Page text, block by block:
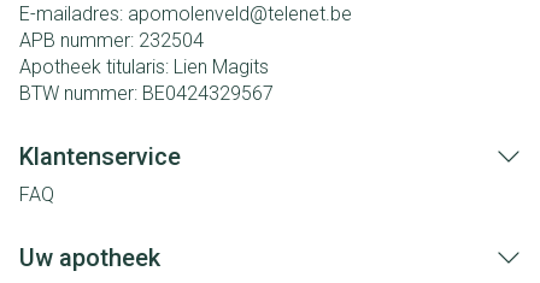
E-mailadres: apomolenveld@telenet.be
APB nummer: 232504
Apotheek titularis: Lien Magits
BTW nummer: BE0424329567
Klantenservice
FAQ
Uw apotheek